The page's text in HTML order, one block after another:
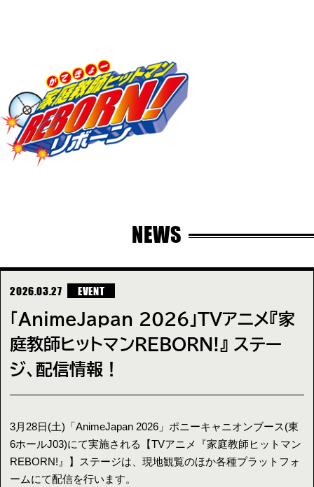
NEWS
2026.03.27 EVENT
「AnimeJapan 2026」TVアニメ『家
庭教師ヒットマンREBORN!』 ステー
ジ、配信情報！
3月28日(土)「AnimeJapan 2026」ポニーキャニオンブース(東
6ホールJ03)にて実施される【TVアニメ『家庭教師ヒットマン
REBORN!』】ステージは、現地観覧のほか各種プラットフォ
ームにて配信を行います。